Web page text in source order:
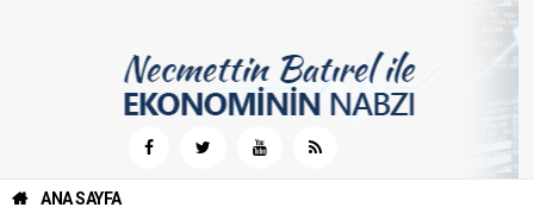
ANA SAYFA